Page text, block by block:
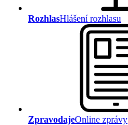
RozhlasHlášení rozhlasu
ZpravodajeOnline zprávy